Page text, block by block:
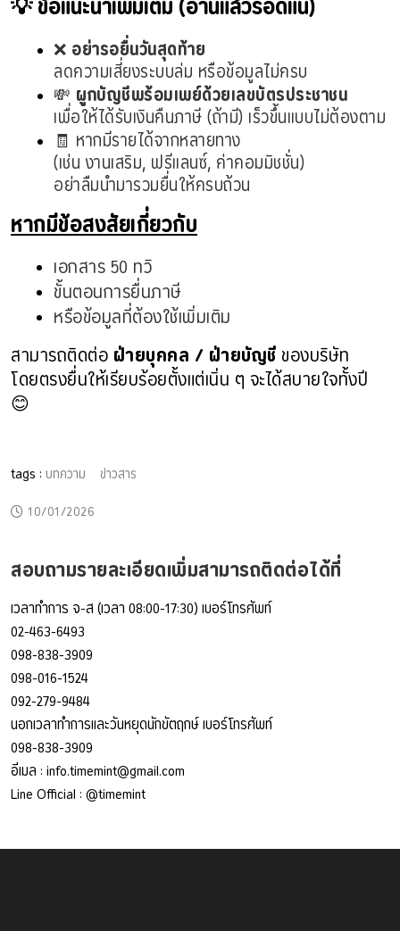
❌ อย่ารอยื่นวันสุดท้าย
ลดความเสี่ยงระบบล่ม หรือข้อมูลไม่ครบ
💸 ผูกบัญชีพร้อมเพย์ด้วยเลขบัตรประชาชน
เพื่อให้ได้รับเงินคืนภาษี (ถ้ามี) เร็วขึ้นแบบไม่ต้องตาม
🧾 หากมีรายได้จากหลายทาง
(เช่น งานเสริม, ฟรีแลนซ์, ค่าคอมมิชชั่น)
อย่าลืมนำมารวมยื่นให้ครบถ้วน
หากมีข้อสงสัยเกี่ยวกับ
เอกสาร 50 ทวิ
ขั้นตอนการยื่นภาษี
หรือข้อมูลที่ต้องใช้เพิ่มเติม
สามารถติดต่อฝ่ายบุคคล / ฝ่ายบัญชีของบริษัท
โดยตรงยื่นให้เรียบร้อยตั้งแต่เนิ่น ๆ จะได้สบายใจทั้งปี
😊
tags : บทความ
ข่าวสาร
10/01/2026
สอบถามรายละเอียดเพิ่มสามารถติดต่อได้ที่
เวลาทำการ จ-ส (เวลา 08:00-17:30) เบอร์โทรศัพท์
02-463-6493
098-838-3909
098-016-1524
092-279-9484
นอกเวลาทำการและวันหยุดนักขัตฤกษ์ เบอร์โทรศัพท์
098-838-3909
อีเมล :info.timemint@gmail.com
Line Official :@timemint